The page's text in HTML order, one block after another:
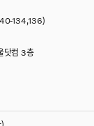
134,136)
닷컴 3층